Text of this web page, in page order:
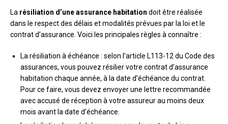
La résiliation d’une assurance habitation doit être réalisée
dans le respect des délais et modalités prévues par la loi et le
contrat d’assurance. Voici les principales règles à connaître :
La résiliation à échéance : selon l’article L113-12 du Code des
assurances, vous pouvez résilier votre contrat d’assurance
habitation chaque année, à la date d’échéance du contrat.
Pour ce faire, vous devez envoyer une lettre recommandée
avec accusé de réception à votre assureur au moins deux
mois avant la date d’échéance.